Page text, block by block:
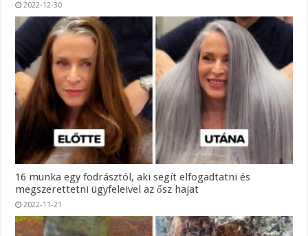
2022-12-30
16 munka egy fodrásztól, aki segít elfogadtatni és
megszerettetni ügyfeleivel az ősz hajat
2022-11-21